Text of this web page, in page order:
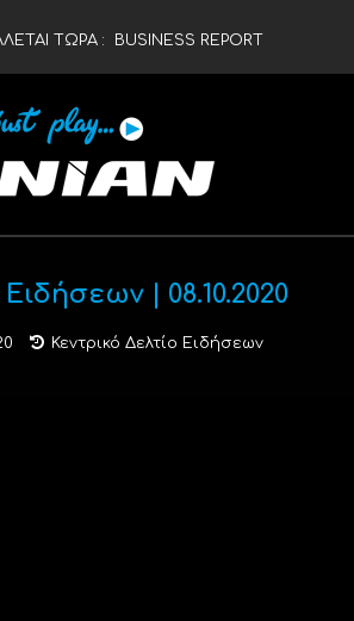
ΤΩΡΑ : BUSINESS REPORT
| 08.10.2020
Κεντρικό Δελτίο Ειδήσεων